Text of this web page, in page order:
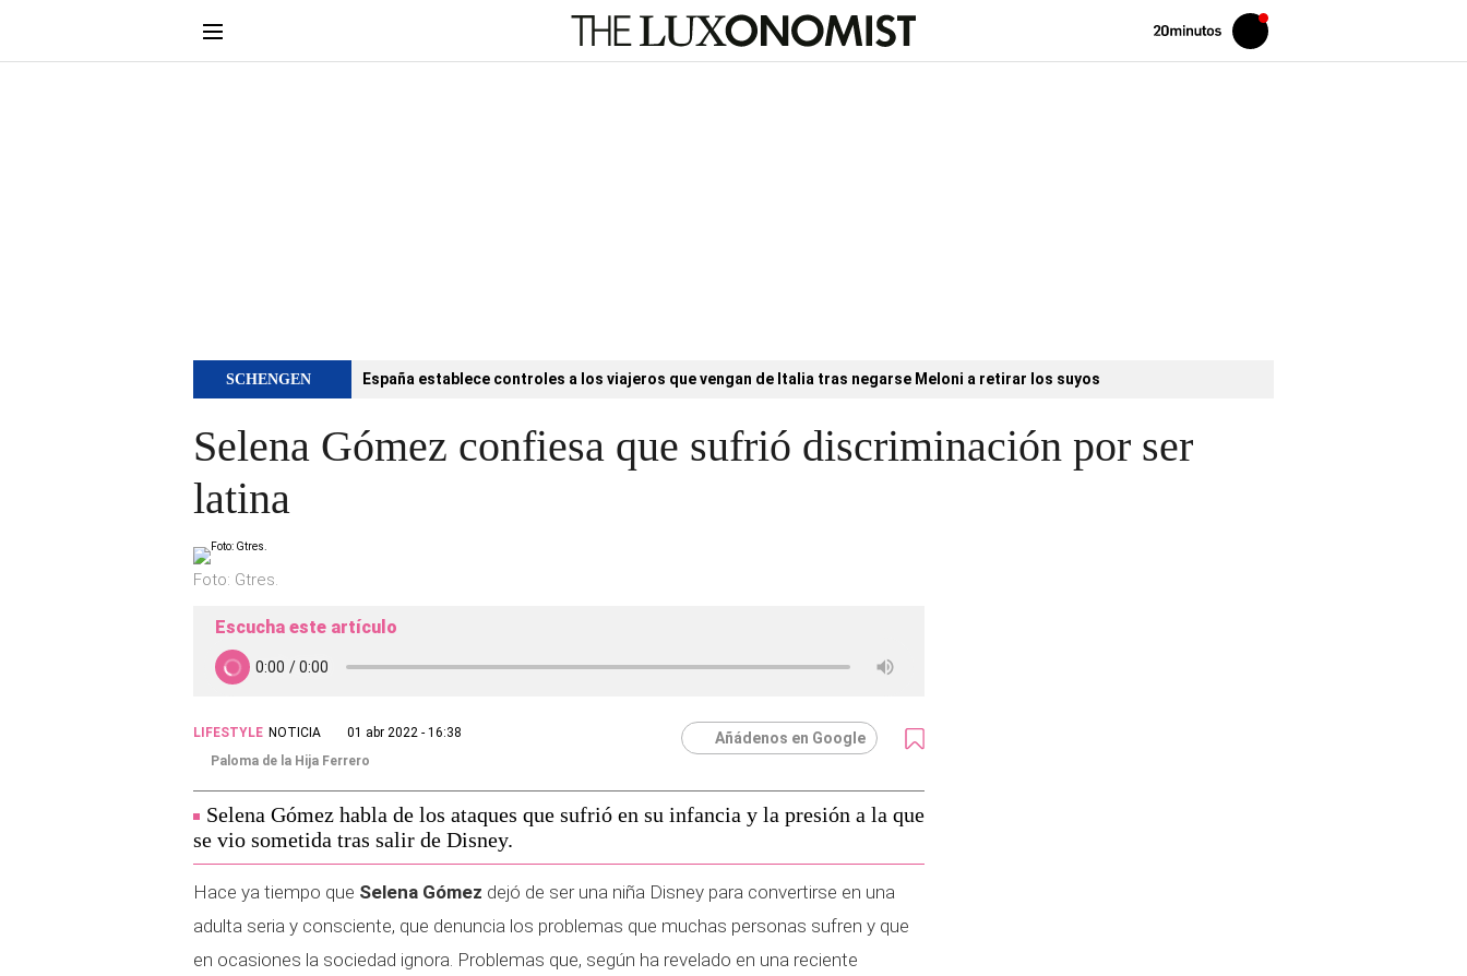
Volver
Iniciar
sesión
SCHENGEN España establece controles a los viajeros que vengan de Italia tras negarse Meloni a retirar los suyos
Selena Gómez confiesa que sufrió discriminación por ser
latina
Foto: Gtres.
Escucha este artículo
LIFESTYLE NOTICIA
01 abr 2022 - 16:38
Paloma de la Hija Ferrero
Añádenos en Google
Selena Gómez habla de los ataques que sufrió en su infancia y la presión a la que
se vio sometida tras salir de Disney.
Hace ya tiempo que Selena Gómez dejó de ser una niña Disney para convertirse en una
adulta seria y consciente, que denuncia los problemas que muchas personas sufren y que
en ocasiones la sociedad ignora. Problemas que, según ha revelado en una reciente